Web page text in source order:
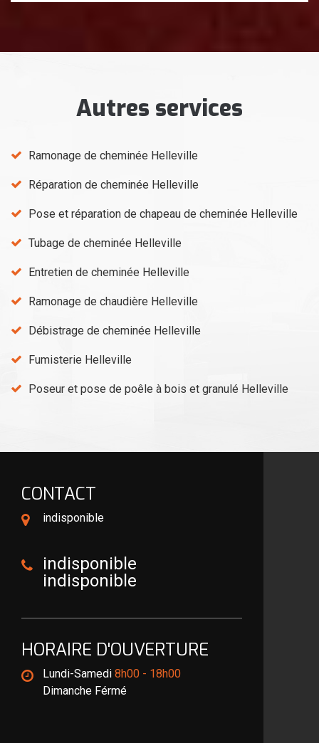
Autres services
Ramonage de cheminée Helleville
Réparation de cheminée Helleville
Pose et réparation de chapeau de cheminée Helleville
Tubage de cheminée Helleville
Entretien de cheminée Helleville
Ramonage de chaudière Helleville
Débistrage de cheminée Helleville
Fumisterie Helleville
Poseur et pose de poêle à bois et granulé Helleville
CONTACT
indisponible
indisponible
indisponible
HORAIRE D'OUVERTURE
Lundi-Samedi 8h00 - 18h00
Dimanche Férmé